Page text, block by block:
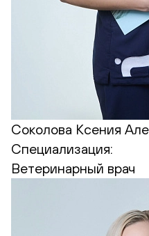
Соколова Ксения
Специализация:
Ветеринарный врач